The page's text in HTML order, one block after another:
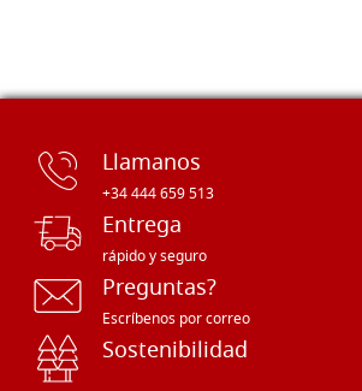
Llamanos
+34 444 659 513
Entrega
rápido y seguro
Preguntas?
Escríbenos por correo
Sostenibilidad